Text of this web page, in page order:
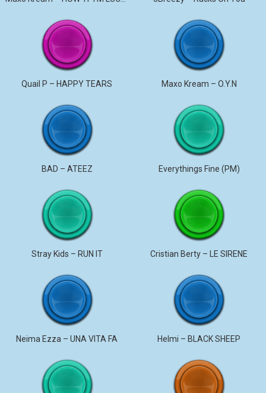
Quail P – HAPPY TEARS Maxo Kream – O.Y.N
BAD – ATEEZ Everythings Fine (PM)
Stray Kids – RUN IT Cristian Berty – LE SIRENE
Neima Ezza – UNA VITA FA Helmi – BLACK SHEEP